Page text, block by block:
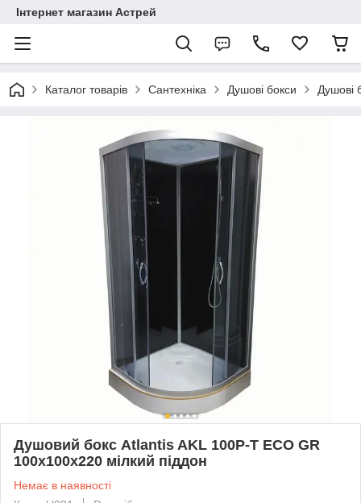
Інтернет магазин Астрей
Каталог товарів Сантехніка Душові бокси Душові
Душовий бокс Atlantis AKL 100P-T ECO GR
100x100x220 мілкий піддон
Немає в наявності